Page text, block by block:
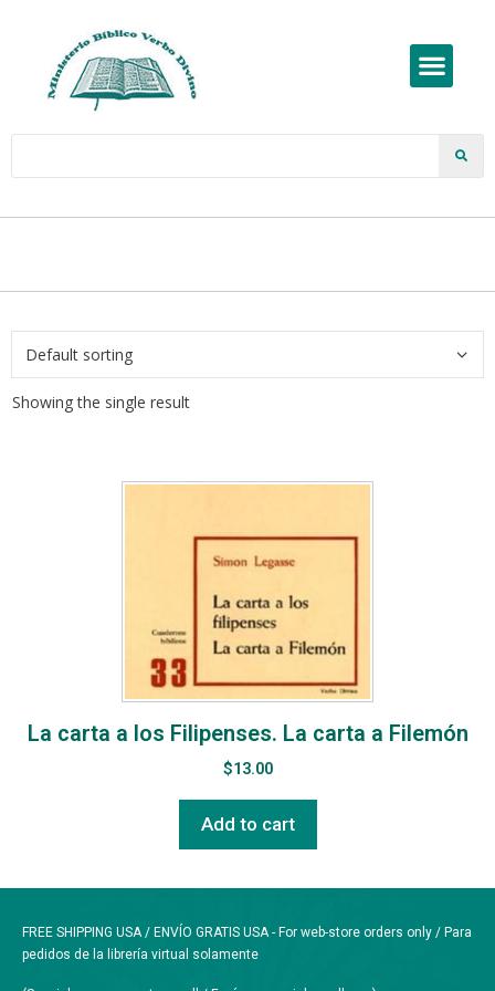
Showing the single result
La carta a los Filipenses. La carta a Filemón
$13.00
Add to cart
FREE SHIPPING USA / ENVÍO GRATIS USA - For web-store orders only / Para
pedidos de la librería virtual solamente